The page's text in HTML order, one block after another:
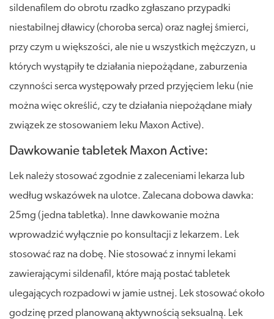
sildenafilem do obrotu rzadko zgłaszano przypadki
niestabilnej dławicy (choroba serca) oraz nagłej śmierci,
przy czym u większości, ale nie u wszystkich mężczyzn, u
których wystąpiły te działania niepożądane, zaburzenia
czynności serca występowały przed przyjęciem leku (nie
można więc określić, czy te działania niepożądane miały
związek ze stosowaniem leku Maxon Active).
Dawkowanie tabletek Maxon Active:
Lek należy stosować zgodnie z zaleceniami lekarza lub
według wskazówek na ulotce. Zalecana dobowa dawka:
25mg (jedna tabletka). Inne dawkowanie można
wprowadzić wyłącznie po konsultacji z lekarzem. Lek
stosować raz na dobę. Nie stosować z innymi lekami
zawierającymi sildenafil, które mają postać tabletek
ulegających rozpadowi w jamie ustnej. Lek stosować około
godzinę przed planowaną aktywnością seksualną. Lek